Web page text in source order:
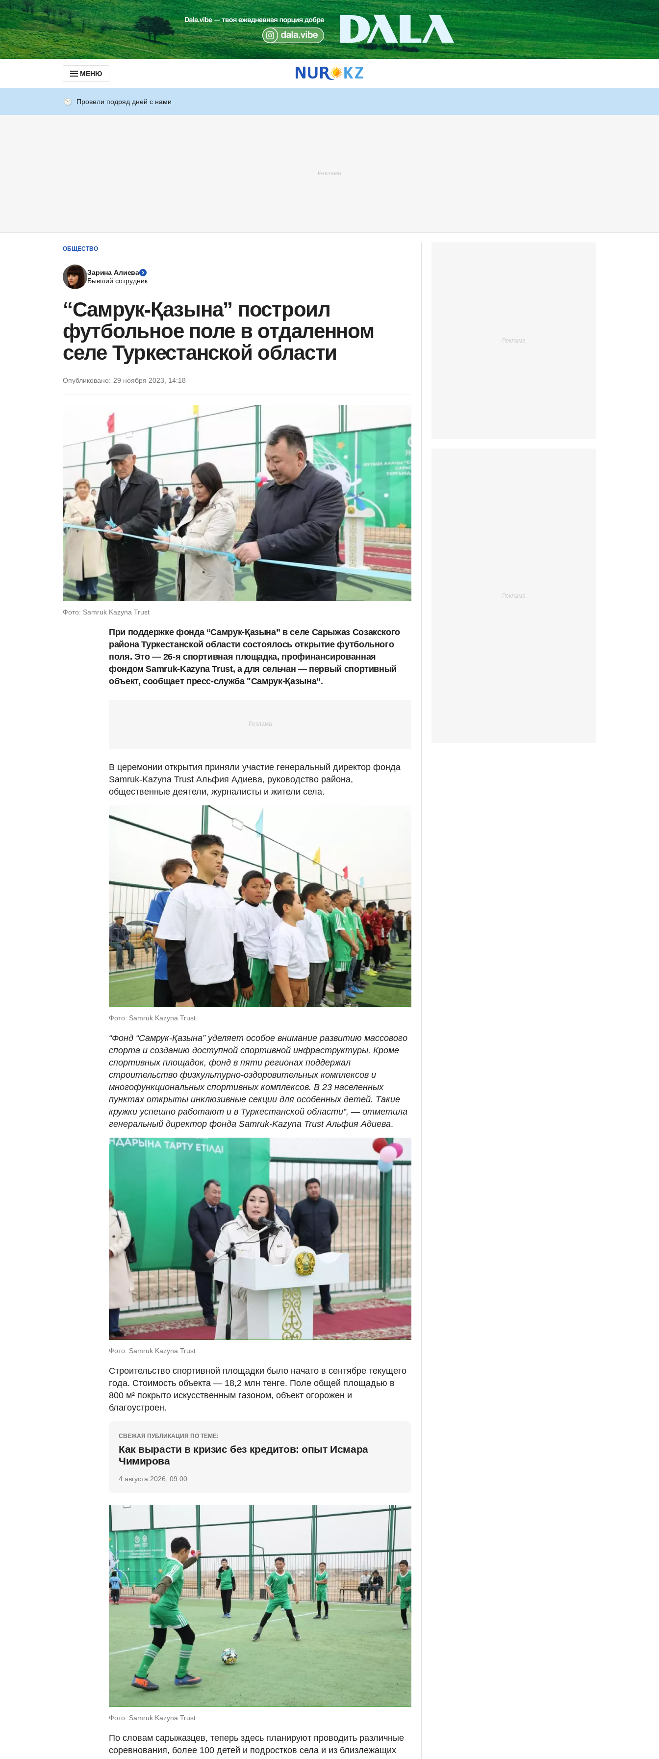
МЕНЮ
Провели подряд дней с нами
ОБЩЕСТВО
Зарина Алиева
Бывший сотрудник
“Самрук-Қазына” построил
футбольное поле в отдаленном
селе Туркестанской области
Опубликовано: 29 ноября 2023, 14:18
Фото: Samruk Kazyna Trust
При поддержке фонда “Самрук-Қазына” в селе Сарыжаз Созакского
района Туркестанской области состоялось открытие футбольного
поля. Это — 26-я спортивная площадка, профинансированная
фондом Samruk-Kazyna Trust, а для сельчан — первый спортивный
объект, сообщает пресс-служба "Самрук-Қазына”.
В церемонии открытия приняли участие генеральный директор фонда
Samruk-Kazyna Trust Альфия Адиева, руководство района,
общественные деятели, журналисты и жители села.
Фото: Samruk Kazyna Trust
“Фонд “Самрук-Қазына” уделяет особое внимание развитию массового
спорта и созданию доступной спортивной инфраструктуры. Кроме
спортивных площадок, фонд в пяти регионах поддержал
строительство физкультурно-оздоровительных комплексов и
многофункциональных спортивных комплексов. В 23 населенных
пунктах открыты инклюзивные секции для особенных детей. Такие
кружки успешно работают и в Туркестанской области”, — отметила
генеральный директор фонда Samruk-Kazyna Trust Альфия Адиева.
Фото: Samruk Kazyna Trust
Строительство спортивной площадки было начато в сентябре текущего
года. Стоимость объекта — 18,2 млн тенге. Поле общей площадью в
800 м² покрыто искусственным газоном, объект огорожен и
благоустроен.
СВЕЖАЯ ПУБЛИКАЦИЯ ПО ТЕМЕ:
Как вырасти в кризис без кредитов: опыт Исмара
Чимирова
4 августа 2026, 09:00
Фото: Samruk Kazyna Trust
По словам сарыжазцев, теперь здесь планируют проводить различные
соревнования, более 100 детей и подростков села и из близлежащих